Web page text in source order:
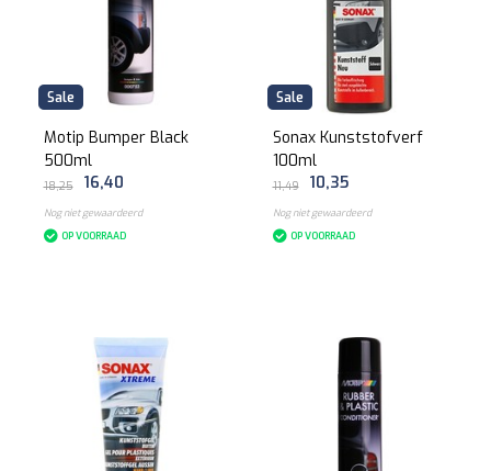
Sale
Motip Bumper Black
500ml
18,25 16,40
Nog niet gewaardeerd
OP VOORRAAD
Sale
Sonax Kunststofverf
100ml
11,49 10,35
Nog niet gewaardeerd
OP VOORRAAD